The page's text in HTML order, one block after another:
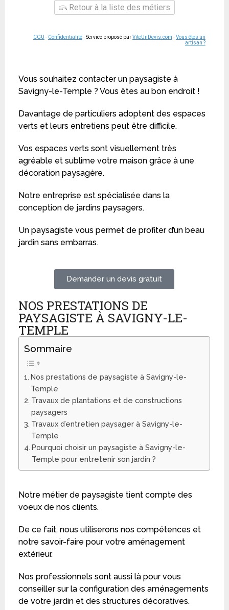
Retour à la liste des métiers
CGU - Confidentialité- Service proposé parViteUnDevis.com -Vous êtes un
artisan ?
Vous souhaitez contacter un paysagiste à
Savigny-le-Temple ? Vous êtes au bon endroit !
Davantage de particuliers adoptent des espaces
verts et leurs entretiens peut être difficile.
Vos espaces verts sont visuellement très
agréable et sublime votre maison grâce à une
décoration paysagère.
Notre entreprise est spécialisée dans la
conception de jardins paysagers.
Un paysagiste vous permet de profiter d’un beau
jardin sans embarras.
Demander un devis gratuit
NOS PRESTATIONS DE
PAYSAGISTE À SAVIGNY-LE-
TEMPLE
Sommaire
Nos prestations de paysagiste à Savigny-le-
Temple
Travaux de plantations et de constructions
paysagers
Travaux d’entretien paysager à Savigny-le-
Temple
Pourquoi choisir un paysagiste à Savigny-le-
Temple pour entretenir son jardin ?
Notre métier de paysagiste tient compte des
voeux de nos clients.
De ce fait, nous utiliserons nos compétences et
notre savoir-faire pour votre aménagement
extérieur.
Nos professionnels sont aussi là pour vous
conseiller sur la configuration des aménagements
de votre jardin et des structures décoratives.